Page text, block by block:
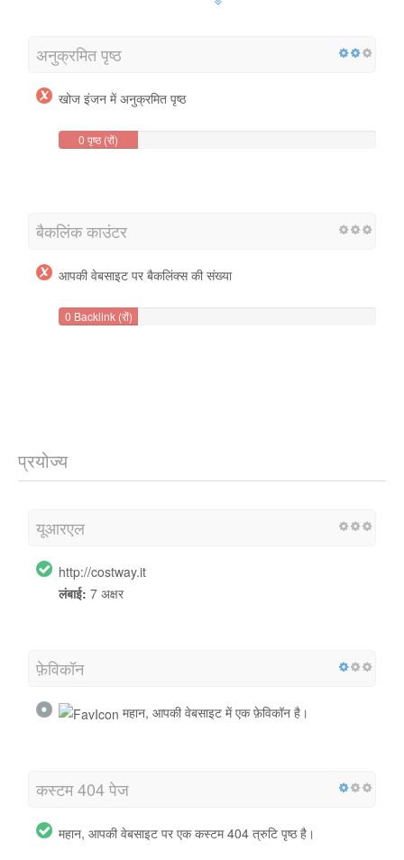
अनुक्रमित पृष्ठ
खोज इंजन में अनुक्रमित पृष्ठ
0 पृष्ठ (रों)
बैकलिंक काउंटर
आपकी वेबसाइट पर बैकलिंक्स की संख्या
0 Backlink (रों)
प्रयोज्य
यूआरएल
http://costway.it
लंबाई: 7 अक्षर
फ़ेविकॉन
महान, आपकी वेबसाइट में एक फ़ेविकॉन है।
कस्टम 404 पेज
महान, आपकी वेबसाइट पर एक कस्टम 404 त्रुटि पृष्ठ है।